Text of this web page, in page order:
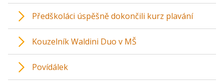
Předškoláci úspěšně dokončili kurz plavání
Kouzelník Waldini Duo v MŠ
Povídálek